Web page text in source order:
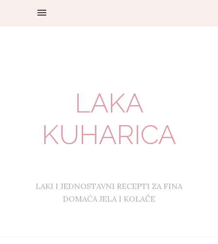
LAKA
KUHARICA
LAKI I JEDNOSTAVNI RECEPTI ZA FINA
DOMAĆA JELA I KOLAČE